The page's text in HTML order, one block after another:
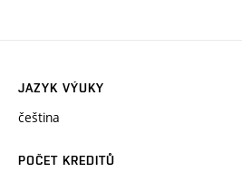
JAZYK VÝUKY
čeština
POČET KREDITŮ